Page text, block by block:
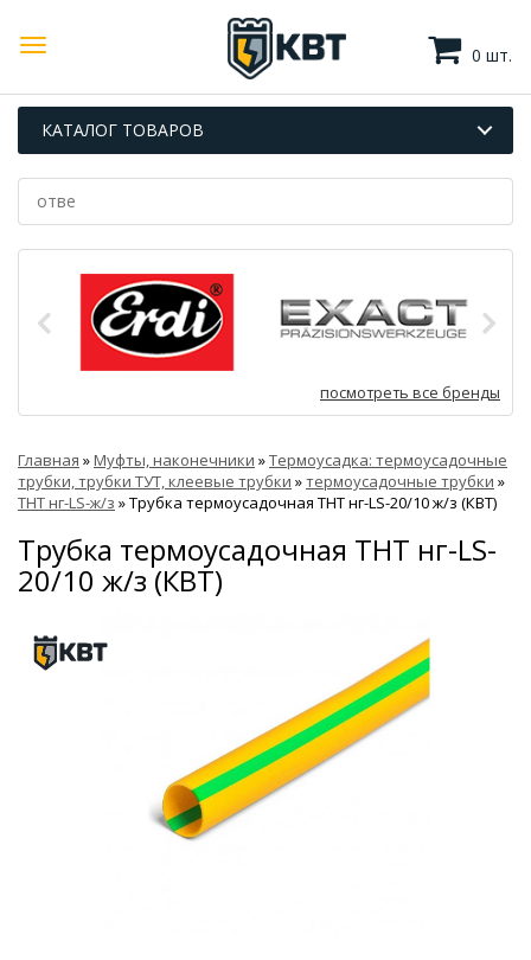
0 шт.
КАТАЛОГ ТОВАРОВ
посмотреть все бренды
Главная »Муфты, наконечники »Термоусадка: термоусадочные
трубки, трубки ТУТ, клеевые трубки »термоусадочные трубки »
ТНТ нг-LS-ж/з »Трубка термоусадочная ТНТ нг-LS-20/10 ж/з (КВТ)
Трубка термоусадочная ТНТ нг-LS-
20/10 ж/з (КВТ)